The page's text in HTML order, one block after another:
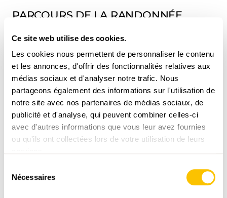
Ce site web utilise des cookies.
Les cookies nous permettent de personnaliser le contenu
et les annonces, d'offrir des fonctionnalités relatives aux
médias sociaux et d'analyser notre trafic. Nous
partageons également des informations sur l'utilisation de
notre site avec nos partenaires de médias sociaux, de
publicité et d'analyse, qui peuvent combiner celles-ci
avec d'autres informations que vous leur avez fournies
ou qu'ils ont collectées lors de votre utilisation de leurs
Nécessaires
PARCOURS DE LA RANDONNÉE
Données:
swisstopo